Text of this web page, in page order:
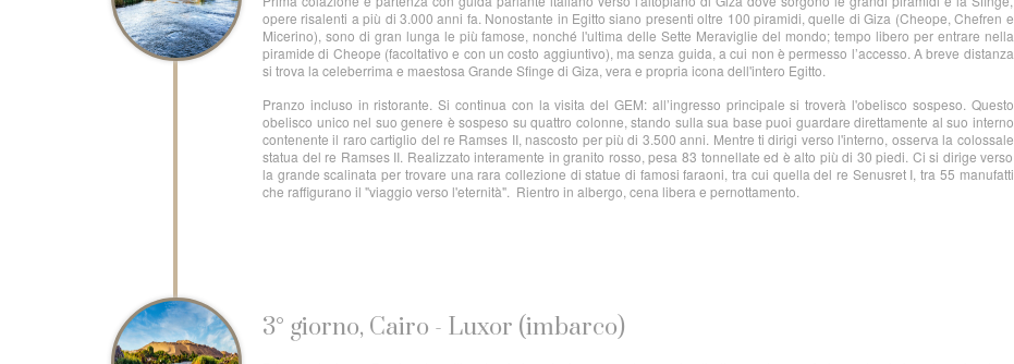
opere risalenti a più di 3.000 anni fa. Nonostante in Egitto siano presenti oltre 100 piramidi, quelle di Giza (Cheope, Chefren e
Micerino), sono di gran lunga le più famose, nonché l'ultima delle Sette Meraviglie del mondo; tempo libero per entrare nella
piramide di Cheope (facoltativo e con un costo aggiuntivo), ma senza guida, a cui non è permesso l’accesso. A breve distanza
si trova la celeberrima e maestosa Grande Sfinge di Giza, vera e propria icona dell'intero Egitto.
Pranzo incluso in ristorante. Si continua con la visita del GEM: all’ingresso principale si troverà l'obelisco sospeso. Questo
obelisco unico nel suo genere è sospeso su quattro colonne, stando sulla sua base puoi guardare direttamente al suo interno
contenente il raro cartiglio del re Ramses II, nascosto per più di 3.500 anni. Mentre ti dirigi verso l'interno, osserva la colossale
statua del re Ramses II. Realizzato interamente in granito rosso, pesa 83 tonnellate ed è alto più di 30 piedi. Ci si dirige verso
la grande scalinata per trovare una rara collezione di statue di famosi faraoni, tra cui quella del re Senusret I, tra 55 manufatti
che raffigurano il "viaggio verso l'eternità". Rientro in albergo, cena libera e pernottamento.
3° giorno, Cairo - Luxor (imbarco)